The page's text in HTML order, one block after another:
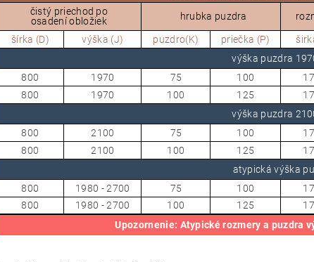
čistý priechod po
osadení obložiek
hrubka puzdra
šírka (D)
výška (J) puzdro(K) priečka (P)
výška puzdra
800
1970 75 100
800
1970 100 125
výška puzdra
800
2100 75 100
800
2100 100 125
atypická výška
800
1980 - 2700 75 100
800
1980 - 2700 100 125
Upozornenie: Atypické rozmery a puzdra